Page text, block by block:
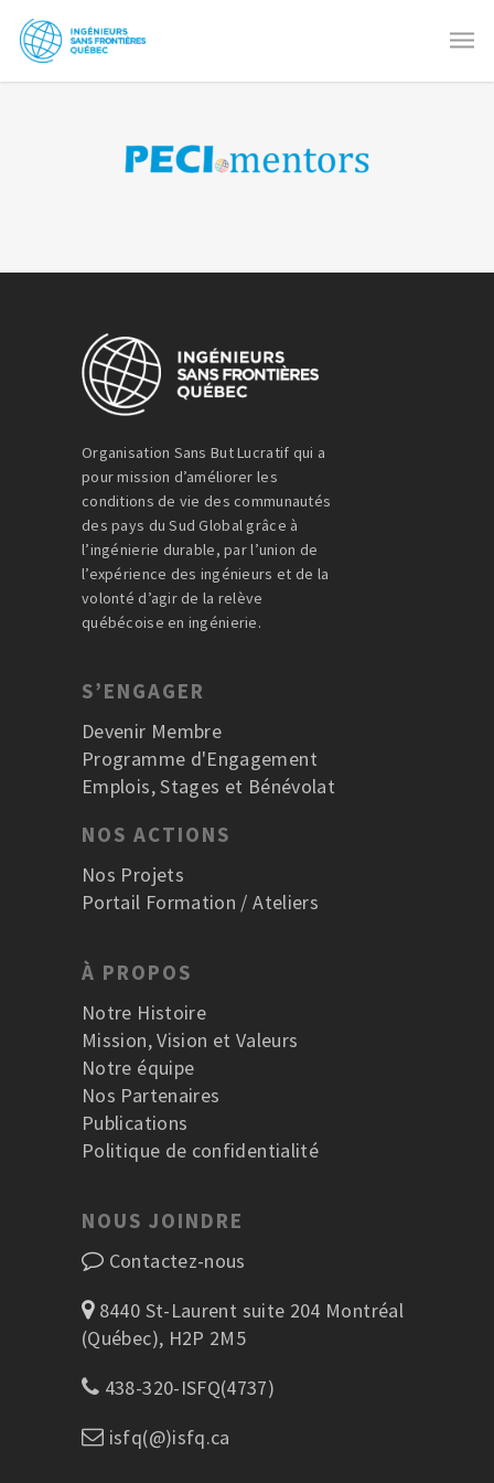
Organisation Sans But Lucratif qui a
pour mission d’améliorer les
conditions de vie des communautés
des pays du Sud Global grâce à
l’ingénierie durable, par l’union de
l’expérience des ingénieurs et de la
volonté d’agir de la relève
québécoise en ingénierie.
S’ENGAGER
Devenir Membre
Programme d'Engagement
Emplois, Stages et Bénévolat
NOS ACTIONS
Nos Projets
Portail Formation / Ateliers
À PROPOS
Notre Histoire
Mission, Vision et Valeurs
Notre équipe
Nos Partenaires
Publications
Politique de confidentialité
NOUS JOINDRE
Contactez-nous
8440 St-Laurent suite 204 Montréal
(Québec), H2P 2M5
438-320-ISFQ(4737)
isfq(@)isfq.ca